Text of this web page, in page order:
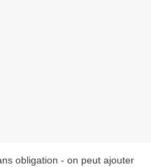
obligation - on peut ajouter